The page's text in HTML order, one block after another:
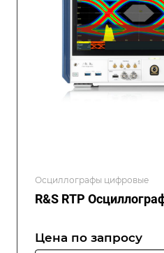
Осциллографы цифровые
R&S RTP
Цена по запросу